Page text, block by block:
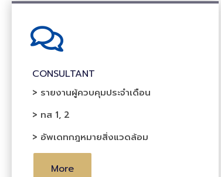
CONSULTANT
> รายงานผู้ควบคุมประจำเดือน
> ทส 1, 2
> อัพเดทกฎหมายสิ่งแวดล้อม
More